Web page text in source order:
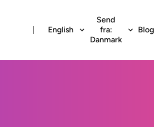
English
Send
fra:
Danmark
Blog